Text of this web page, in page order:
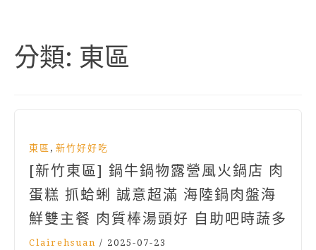
分類: 東區
東區 , 新竹好好吃
[新竹東區] 鍋牛鍋物露營風火鍋店 肉
蛋糕 抓蛤蜊 誠意超滿 海陸鍋肉盤海
鮮雙主餐 肉質棒湯頭好 自助吧時蔬多
Clairehsuan / 2025-07-23